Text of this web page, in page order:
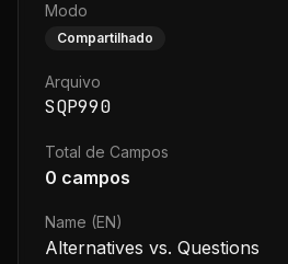
Modo
Compartilhado
Arquivo
SQP990
Total de Campos
0 campos
Name (EN)
Alternatives vs. Questions